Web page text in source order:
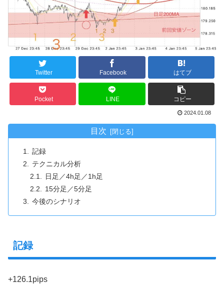
Twitter Facebook はてブ
Pocket LINE コピー
2024.01.08
目次
記録
テクニカル分析
日足／4h足／1h足
15分足／5分足
今後のシナリオ
記録
+126.1pips